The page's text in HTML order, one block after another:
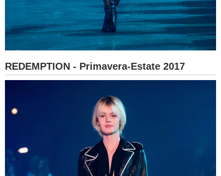
REDEMPTION - Primavera-Estate 2017